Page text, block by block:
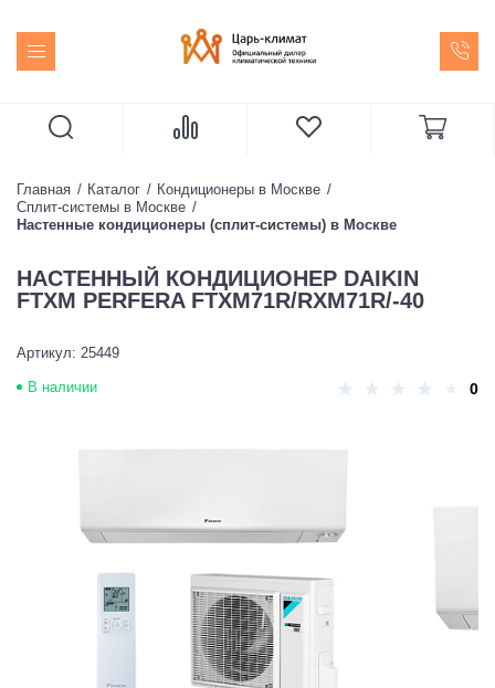
Главная Каталог
Кондиционеры в Москве
Сплит-системы в Москве
Настенные кондиционеры (сплит-системы) в Москве
НАСТЕННЫЙ КОНДИЦИОНЕР DAIKIN
FTXM PERFERA FTXM71R/RXM71R/-40
Артикул: 25449
В наличии 0